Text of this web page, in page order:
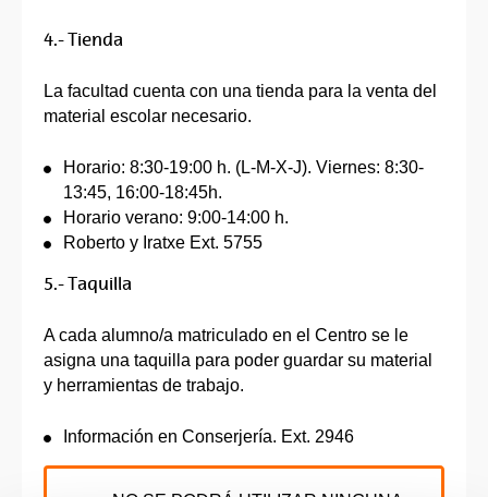
4.- Tienda
La facultad cuenta con una tienda para la venta del
material escolar necesario.
Horario: 8:30-19:00 h. (L-M-X-J). Viernes: 8:30-
13:45, 16:00-18:45h.
Horario verano: 9:00-14:00 h.
Roberto y Iratxe Ext. 5755
5.- Taquilla
A cada alumno/a matriculado en el Centro se le
asigna una taquilla para poder guardar su material
y herramientas de trabajo.
Información en Conserjería. Ext. 2946